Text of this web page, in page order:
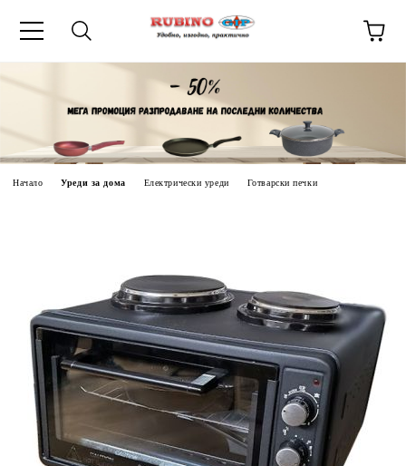
Начало Уреди за дома Електрически уреди Готварски печки